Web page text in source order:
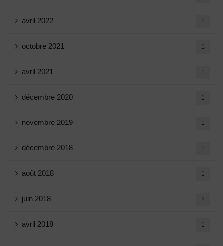
avril 2022 1
octobre 2021 1
avril 2021 1
décembre 2020 1
novembre 2019 1
décembre 2018 1
août 2018 1
juin 2018 2
avril 2018 1